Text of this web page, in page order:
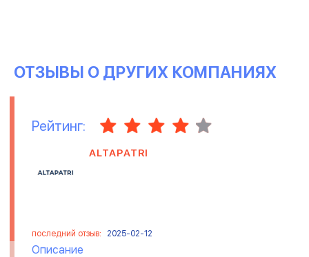
ОТЗЫВЫ О ДРУГИХ КОМПАНИЯХ
Рейтинг:
ALTAPATRI
последний отзыв: 2025-02-12
Описание